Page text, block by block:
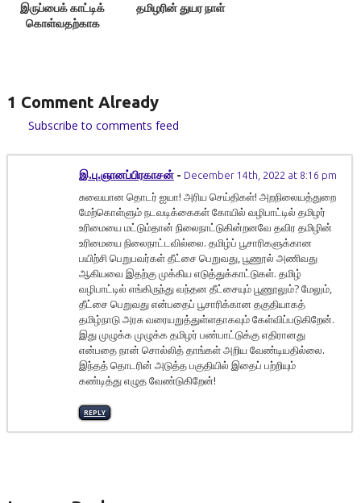
இருப்பைக் காட்டிக்
கொள்வதற்காக
தமிழரின் துயர நாள்
1 Comment Already
Subscribe to comments feed
இ.பு.ஞானப்பிரகாசன் - December 14th, 2022 at 8:16 pm
சுவையான தொடர் ஐயா! அரிய செய்திகள்! அறநிலையத்துறை
மேற்கொள்ளும் நடவடிக்கைகள் கோயில் வழிபாட்டில் தமிழர்
உரிமையை மட்டும்தான் நிலைநாட்டுகின்றனவே தவிர தமிழின்
உரிமையை நிலைநாட்டவில்லை. தமிழ்ப் பூசாரிகளுக்கான
பயிற்சி பெறுபவர்கள் தீட்சை பெறுவது, பூணூல் அணிவது
ஆகியவை இதற்கு முக்கிய எடுத்துக்காட்டுகள். தமிழ்
வழிபாட்டில் எங்கிருந்து வந்தன தீட்சையும் பூணூலும்? மேலும்,
தீட்சை பெறுவது என்பதைப் பூசாரிக்கான தகுதியாகத்
தமிழ்நாடு அரசு வரையறுத்துள்ளதாகவும் கேள்விப்படுகிறேன்.
இது முழுக்க முழுக்க தமிழர் பண்பாட்டுக்கு எதிரானது
என்பதை நான் சொல்லித் தாங்கள் அறிய வேண்டியதில்லை.
இந்தத் தொடரின் அடுத்த பகுதியில் இதைப் பற்றியும்
கண்டித்து எழுத வேண்டுகிறேன்!
REPLY